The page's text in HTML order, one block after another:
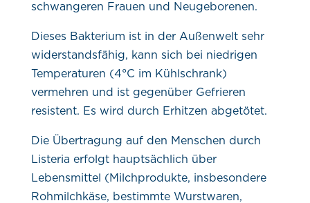
schwangeren Frauen und Neugeborenen.
Dieses Bakterium ist in der Außenwelt sehr
widerstandsfähig, kann sich bei niedrigen
Temperaturen (4°C im Kühlschrank)
vermehren und ist gegenüber Gefrieren
resistent. Es wird durch Erhitzen abgetötet.
Die Übertragung auf den Menschen durch
Listeria erfolgt hauptsächlich über
Lebensmittel (Milchprodukte, insbesondere
Rohmilchkäse, bestimmte Wurstwaren,